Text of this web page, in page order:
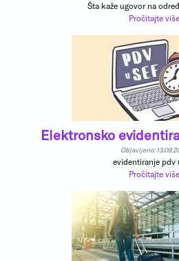
Šta kaže ugovor na
Pročitajte više
Elektronsko
Objavljeno:
evidentiranje pdv
Pročitajte više